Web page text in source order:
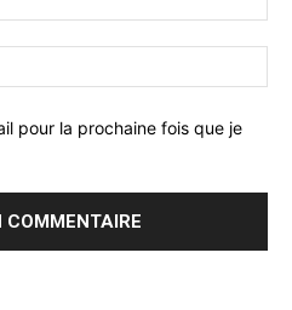
pour la prochaine fois que je